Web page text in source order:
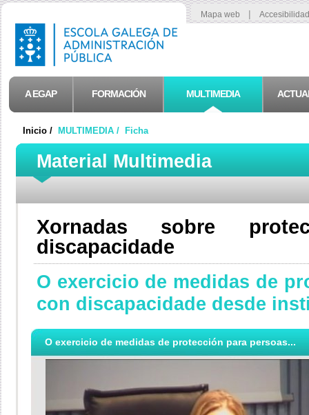
Mapa web |
A EGAP FORMACIÓN MULTIMEDIA
Inicio / MULTIMEDIA / Ficha
Material Multimedia
Xornadas sobre
discapacidade
O exercicio de medidas de
con discapacidade desde
O exercicio de medidas de protección para persoas...